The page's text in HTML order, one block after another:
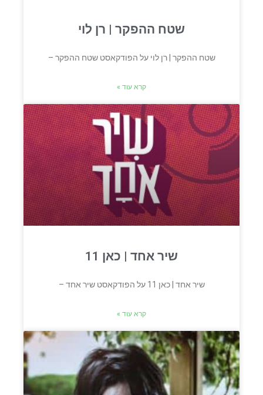
שטח ההפקר | רן לוי
שטח ההפקר | רן לוי על הפודקאסט שטח ההפקר –
קרא עוד »
שיר אחד | כאן 11
שיר אחד | כאן 11 על הפודקאסט שיר אחד –
קרא עוד »